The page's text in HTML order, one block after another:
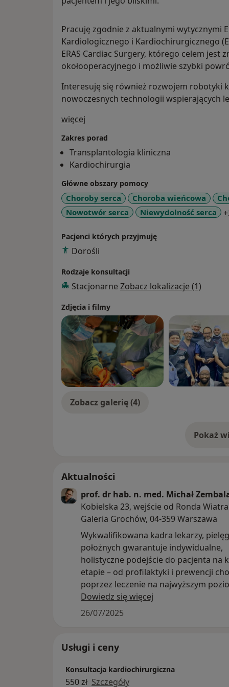
Pracuję zgodnie z aktualnymi wytycznymi
Kardiologicznego i Kardiochirurgicznego
ERAS Cardiac Surgery, którego celem jest
okołooperacyjnego i możliwie szybki
Interesuję się również rozwojem robotyki
nowoczesnych technologii wspierających
więcej
Zakres porad
Transplantologia kliniczna
Kardiochirurgia
Główne obszary pomocy
Choroby serca Choroba wieńcowa
Nowotwór serca
Niewydolność serca
Pacjenci których przyjmuję
Dorośli
Rodzaje konsultacji
Stacjonarne Zobacz lokalizacje (1)
Zdjęcia i filmy
Zobacz galerię (4)
Pokaż o
Aktualności
prof. dr hab. n. med. Michał
Kobielska 23, wejście od Ronda
Galeria Grochów, 04-359 Warszawa
Wykwalifikowana kadra lekarzy,
położnych gwarantuje indywidualne,
holistyczne podejście do pacjenta na
etapie – od profilaktyki i prewencji
poprzez leczenie na najwyższym
działania w zakresie promocji zdrowia.
Premium Medical wybiorą najlepszą
traktujemy poważnie, z szacunkiem i
zdrowie uważamy za godny uwagi.
Serdecznie zapraszamy do Premium
Dowiedz się więcej
26/07/2025
Usługi i ceny
Konsultacja kardiochirurgiczna
550 zł Szczegóły